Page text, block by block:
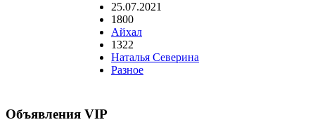
25.07.2021
1800
Айхал
1322
Наталья Северина
Разное
Объявления VIP